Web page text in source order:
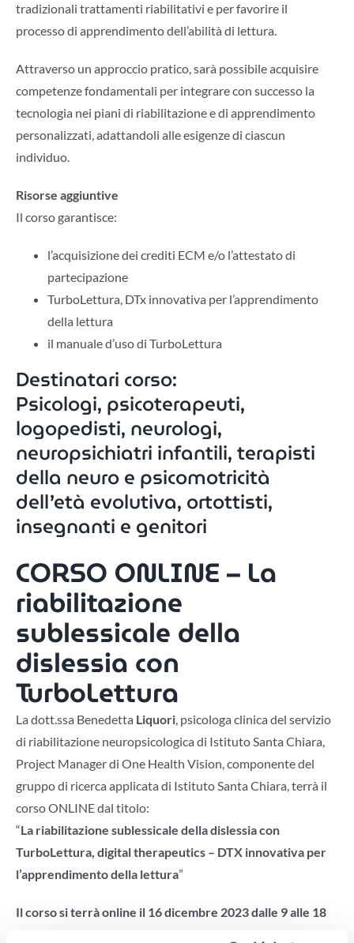
tradizionali trattamenti riabilitativi e per favorire il
processo di apprendimento dell’abilità di lettura.
Attraverso un approccio pratico, sarà possibile acquisire
competenze fondamentali per integrare con successo la
tecnologia nei piani di riabilitazione e di apprendimento
personalizzati, adattandoli alle esigenze di ciascun
individuo.
Risorse aggiuntive
Il corso garantisce:
l’acquisizione dei crediti ECM e/o l’attestato di
partecipazione
TurboLettura, DTx innovativa per l’apprendimento
della lettura
il manuale d’uso di TurboLettura
Destinatari corso:
Psicologi, psicoterapeuti,
logopedisti, neurologi,
neuropsichiatri infantili, terapisti
della neuro e psicomotricità
dell’età evolutiva, ortottisti,
insegnanti e genitori
CORSO ONLINE – La
riabilitazione
sublessicale della
dislessia con
TurboLettura
La dott.ssa Benedetta Liquori, psicologa clinica del servizio
di riabilitazione neuropsicologica di Istituto Santa Chiara,
Project Manager di One Health Vision, componente del
gruppo di ricerca applicata di Istituto Santa Chiara, terrà il
corso ONLINE dal titolo:
“La riabilitazione sublessicale della dislessia con
TurboLettura, digital therapeutics – DTX innovativa per
l’apprendimento della lettura”
Il corso si terrà online il 16 dicembre 2023 dalle 9 alle 18